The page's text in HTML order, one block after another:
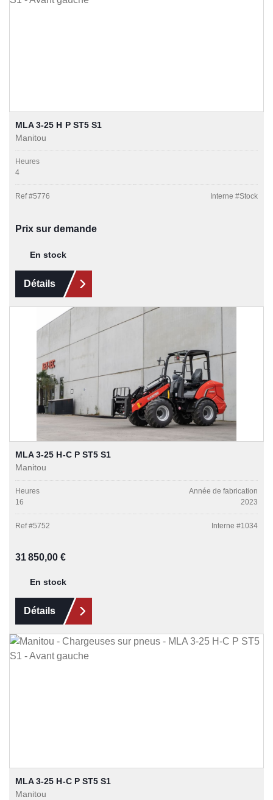
MLA 3-25 H P ST5 S1
Manitou
Heures
4
Ref #5776 Interne #Stock
Prix sur demande
En stock
Détails
MLA 3-25 H-C P ST5 S1
Manitou
Heures
16
Année de fabrication
2023
Ref #5752 Interne #1034
Prix régulier :
31 850,00 €
En stock
Détails
MLA 3-25 H-C P ST5 S1
Manitou